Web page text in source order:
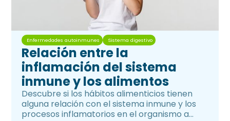
Enfermedades autoinmunes Sistema digestivo
Relación entre la
inflamación del sistema
inmune y los alimentos
Descubre si los hábitos alimenticios tienen
alguna relación con el sistema inmune y los
procesos inflamatorios en el organismo a